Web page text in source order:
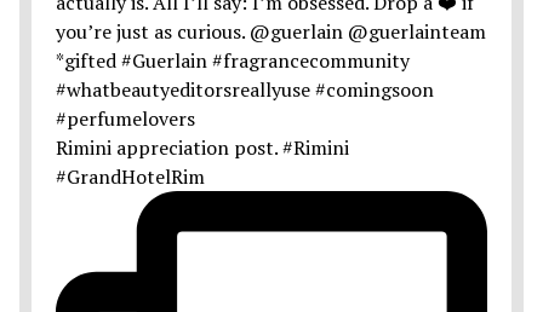
Rimini appreciation post. #Rimini
#GrandHotelRim